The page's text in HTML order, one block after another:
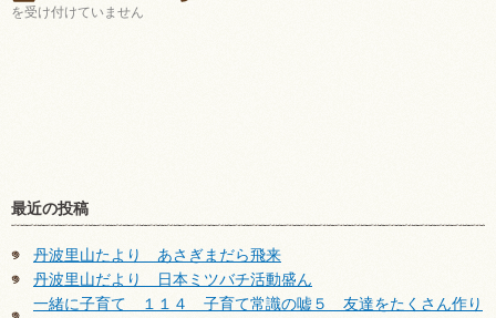
を受け付けていません
最近の投稿
丹波里山たより あさぎまだら飛来
丹波里山だより 日本ミツバチ活動盛ん
一緒に子育て １１４ 子育て常識の嘘５ 友達をたくさん作り